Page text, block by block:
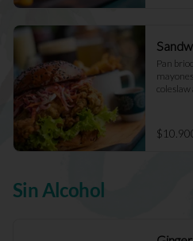
Pan
coleslaw
Sin Alcohol